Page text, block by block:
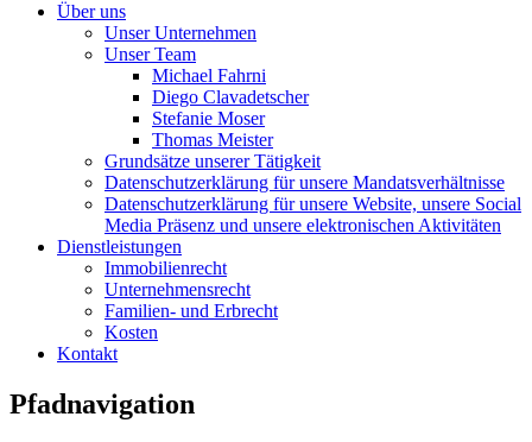
Über uns
Unser Unternehmen
Unser Team
Michael Fahrni
Diego Clavadetscher
Stefanie Moser
Thomas Meister
Grundsätze unserer Tätigkeit
Datenschutzerklärung für unsere Mandatsverhältnisse
Datenschutzerklärung für unsere Website, unsere Social
Media Präsenz und unsere elektronischen Aktivitäten
Dienstleistungen
Immobilienrecht
Unternehmensrecht
Familien- und Erbrecht
Kosten
Kontakt
Pfadnavigation